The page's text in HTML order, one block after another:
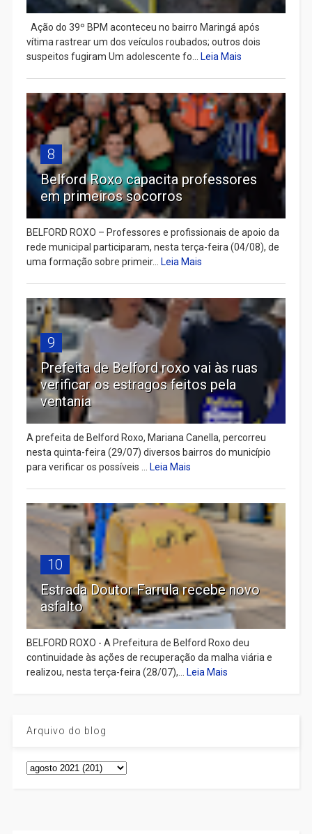
Ação do 39º BPM aconteceu no bairro Maringá após
vítima rastrear um dos veículos roubados; outros dois
suspeitos fugiram Um adolescente fo... Leia Mais
8
Belford Roxo capacita professores
em primeiros socorros
BELFORD ROXO – Professores e profissionais de apoio da
rede municipal participaram, nesta terça-feira (04/08), de
uma formação sobre primeir... Leia Mais
9
Prefeita de Belford roxo vai às ruas
verificar os estragos feitos pela
ventania
A prefeita de Belford Roxo, Mariana Canella, percorreu
nesta quinta-feira (29/07) diversos bairros do município
para verificar os possíveis ... Leia Mais
10
Estrada Doutor Farrula recebe novo
asfalto
BELFORD ROXO - A Prefeitura de Belford Roxo deu
continuidade às ações de recuperação da malha viária e
realizou, nesta terça-feira (28/07),... Leia Mais
Arquivo do blog